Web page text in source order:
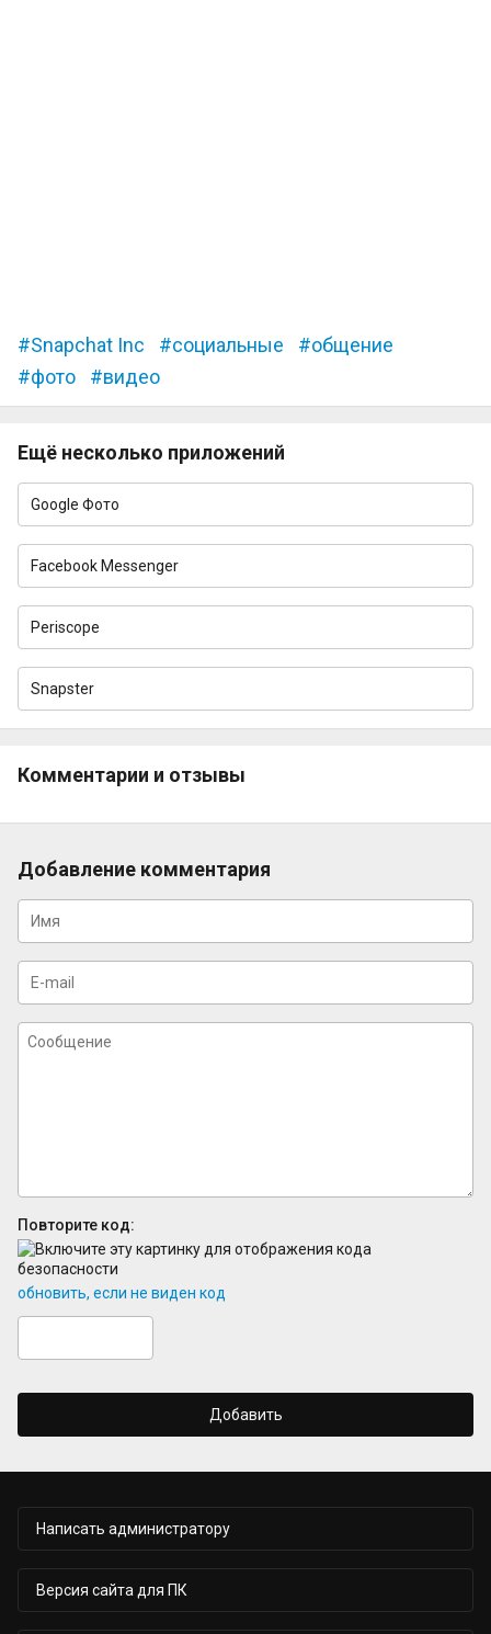
Snapchat Inc социальные
общение
фото
видео
Ещё несколько приложений
Google Фото
Facebook Messenger
Periscope
Snapster
Комментарии и отзывы
Добавление комментария
Повторите код:
обновить, если не виден код
Добавить
Написать администратору
Версия сайта для ПК